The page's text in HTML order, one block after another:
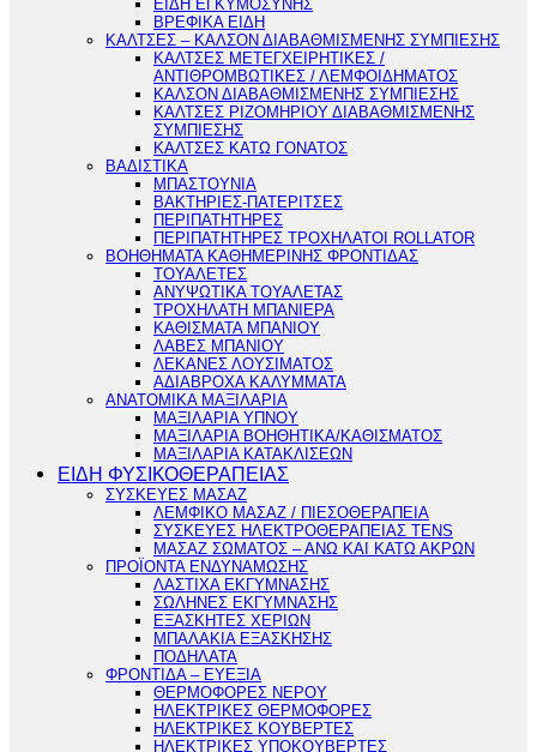
ΕΙΔΗ ΕΓΚΥΜΟΣΥΝΗΣ
ΒΡΕΦΙΚΑ ΕΙΔΗ
ΚΑΛΤΣΕΣ – ΚΑΛΣΟΝ ΔΙΑΒΑΘΜΙΣΜΕΝΗΣ ΣΥΜΠΙΕΣΗΣ
ΚΑΛΤΣΕΣ ΜΕΤΕΓΧΕΙΡΗΤΙΚΕΣ /
ΑΝΤΙΘΡΟΜΒΩΤΙΚΕΣ / ΛΕΜΦΟΙΔΗΜΑΤΟΣ
ΚΑΛΣΟΝ ΔΙΑΒΑΘΜΙΣΜΕΝΗΣ ΣΥΜΠΙΕΣΗΣ
ΚΑΛΤΣΕΣ ΡΙΖΟΜΗΡΙΟΥ ΔΙΑΒΑΘΜΙΣΜΕΝΗΣ
ΣΥΜΠΙΕΣΗΣ
ΚΑΛΤΣΕΣ ΚΑΤΩ ΓΟΝΑΤΟΣ
ΒΑΔΙΣΤΙΚΑ
ΜΠΑΣΤΟΥΝΙΑ
ΒΑΚΤΗΡΙΕΣ-ΠΑΤΕΡΙΤΣΕΣ
ΠΕΡΙΠΑΤΗΤΗΡΕΣ
ΠΕΡΙΠΑΤΗΤΗΡΕΣ ΤΡΟΧΗΛΑΤΟΙ ROLLATOR
ΒΟΗΘΗΜΑΤΑ ΚΑΘΗΜΕΡΙΝΗΣ ΦΡΟΝΤΙΔΑΣ
ΤΟΥΑΛΕΤΕΣ
ΑΝΥΨΩΤΙΚΑ ΤΟΥΑΛΕΤΑΣ
ΤΡΟΧΗΛΑΤΗ ΜΠΑΝΙΕΡΑ
ΚΑΘΙΣΜΑΤΑ ΜΠΑΝΙΟΥ
ΛΑΒΕΣ ΜΠΑΝΙΟΥ
ΛΕΚΑΝΕΣ ΛΟΥΣΙΜΑΤΟΣ
ΑΔΙΑΒΡΟΧΑ ΚΑΛΥΜΜΑΤΑ
ΑΝΑΤΟΜΙΚΑ ΜΑΞΙΛΑΡΙΑ
ΜΑΞΙΛΑΡΙΑ ΥΠΝΟΥ
ΜΑΞΙΛΑΡΙΑ ΒΟΗΘΗΤΙΚΑ/ΚΑΘΙΣΜΑΤΟΣ
ΜΑΞΙΛΑΡΙΑ ΚΑΤΑΚΛΙΣΕΩΝ
ΕΙΔΗ ΦΥΣΙΚΟΘΕΡΑΠΕΙΑΣ
ΣΥΣΚΕΥΕΣ ΜΑΣΑΖ
ΛΕΜΦΙΚΟ ΜΑΣΑΖ / ΠΙΕΣΟΘΕΡΑΠΕΙΑ
ΣΥΣΚΕΥΕΣ ΗΛΕΚΤΡΟΘΕΡΑΠΕΙΑΣ TENS
ΜΑΣΑΖ ΣΩΜΑΤΟΣ – ΑΝΩ ΚΑΙ ΚΑΤΩ ΑΚΡΩΝ
ΠΡΟΪΟΝΤΑ ΕΝΔΥΝΑΜΩΣΗΣ
ΛΑΣΤΙΧΑ ΕΚΓΥΜΝΑΣΗΣ
ΣΩΛΗΝΕΣ ΕΚΓΥΜΝΑΣΗΣ
ΕΞΑΣΚΗΤΕΣ ΧΕΡΙΩΝ
ΜΠΑΛΑΚΙΑ ΕΞΑΣΚΗΣΗΣ
ΠΟΔΗΛΑΤΑ
ΦΡΟΝΤΙΔΑ – ΕΥΕΞΙΑ
ΘΕΡΜΟΦΟΡΕΣ ΝΕΡΟΥ
ΗΛΕΚΤΡΙΚΕΣ ΘΕΡΜΟΦΟΡΕΣ
ΗΛΕΚΤΡΙΚΕΣ ΚΟΥΒΕΡΤΕΣ
ΗΛΕΚΤΡΙΚΕΣ ΥΠΟΚΟΥΒΕΡΤΕΣ